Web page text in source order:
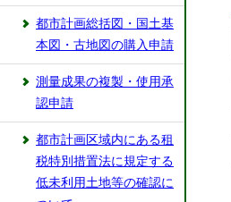
都市計画総括図・国土基
本図・古地図の購入申請
測量成果の複製・使用承
認申請
都市計画区域内にある租
税特別措置法に規定する
低未利用土地等の確認に